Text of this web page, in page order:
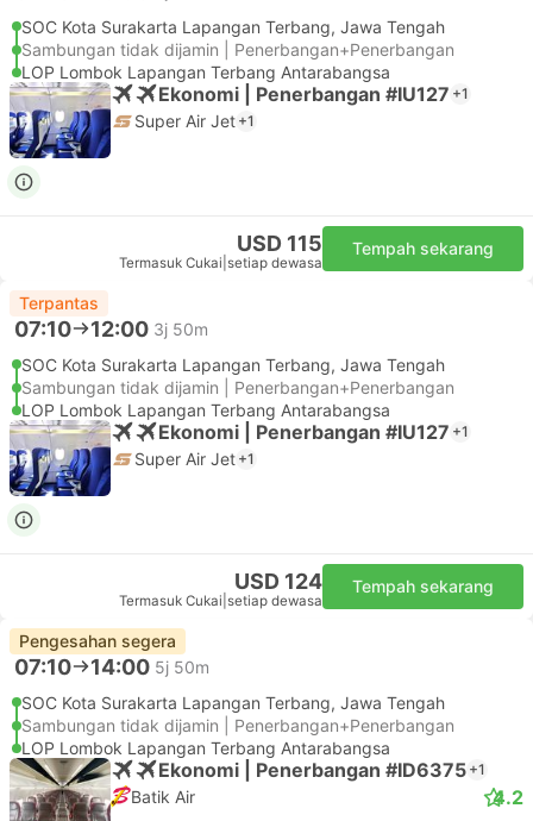
SOC Kota Surakarta Lapangan Terbang, Jawa Tengah
Sambungan tidak dijamin | Penerbangan+Penerbangan
LOP Lombok Lapangan Terbang Antarabangsa
Ekonomi | Penerbangan #IU127 +1
Super Air Jet +1
USD 115
Termasuk Cukai setiap dewasa
Tempah sekarang
Terpantas
07:10 12:00 3j 50m
SOC Kota Surakarta Lapangan Terbang, Jawa Tengah
Sambungan tidak dijamin | Penerbangan+Penerbangan
LOP Lombok Lapangan Terbang Antarabangsa
Ekonomi | Penerbangan #IU127 +1
Super Air Jet +1
USD 124
Termasuk Cukai setiap dewasa
Tempah sekarang
Pengesahan segera
07:10 14:00 5j 50m
SOC Kota Surakarta Lapangan Terbang, Jawa Tengah
Sambungan tidak dijamin | Penerbangan+Penerbangan
LOP Lombok Lapangan Terbang Antarabangsa
Ekonomi | Penerbangan #ID6375 +1
Batik Air 4.2